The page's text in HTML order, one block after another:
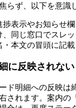
らず、以下を意識
捗表示やお知らせ
、同じ窓口でスレ
・本文の冒頭に記載
に反映されない
ド明細への反映は
されます。案内の